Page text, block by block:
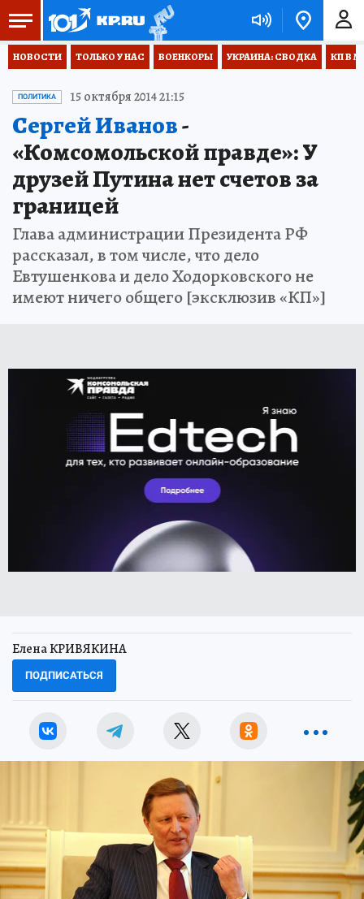
НОВОСТИ ТОЛЬКО У НАС ВОЕНКОРЫ УКРАИНА: СВОДКА КП В
ПОЛИТИКА 15 октября 2014 21:15
Сергей Иванов-
«Комсомольской правде»: У
друзей Путина нет счетов за
границей
Глава администрации Президента РФ
рассказал, в том числе, что дело
Евтушенкова и дело Ходорковского не
имеют ничего общего [эксклюзив «КП»]
Елена КРИВЯКИНА
ПОДПИСАТЬСЯ